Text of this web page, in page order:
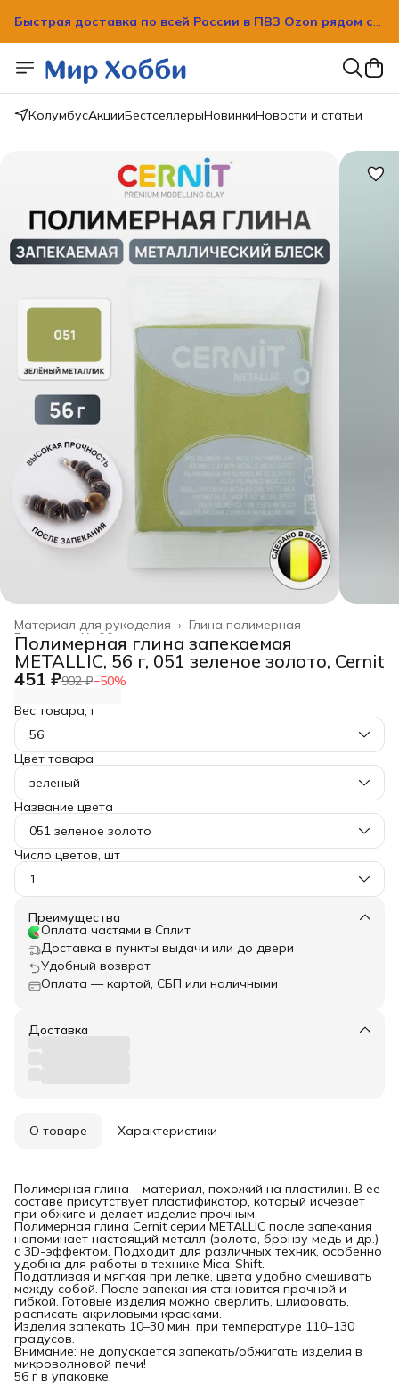
Быстрая доставка по всей России в ПВЗ Ozon рядом с
Быстрая доставка по всей России в ПВЗ Ozon рядом с
вашим домом!
КолумбусАкцииБестселлерыНовинкиНовости и статьи
Глина полимерная
Материал для рукоделия ›
Хобби и творчество ›
Главная ›
Полимерная глина запекаемая
METALLIC, 56 г, 051 зеленое золото, Cernit
451 ₽902 ₽−50%
Вес товара, г
56
Цвет товара
зеленый
Название цвета
051 зеленое золото
Число цветов, шт
1
Преимущества
Оплата частями в Сплит
Доставка в пункты выдачи или до двери
Удобный возврат
Оплата — картой, СБП или наличными
Доставка
О товаре Характеристики
Полимерная глина – материал, похожий на пластилин. В ее
составе присутствует пластификатор, который исчезает
при обжиге и делает изделие прочным.
Полимерная глина Cernit серии METALLIC после запекания
напоминает настоящий металл (золото, бронзу медь и др.)
с 3D-эффектом. Подходит для различных техник, особенно
удобна для работы в технике Mica-Shift.
Податливая и мягкая при лепке, цвета удобно смешивать
между собой. После запекания становится прочной и
гибкой. Готовые изделия можно сверлить, шлифовать,
расписать акриловыми красками.
Изделия запекать 10–30 мин. при температуре 110–130
градусов.
Внимание: не допускается запекать/обжигать изделия в
микроволновой печи!
56 г в упаковке.